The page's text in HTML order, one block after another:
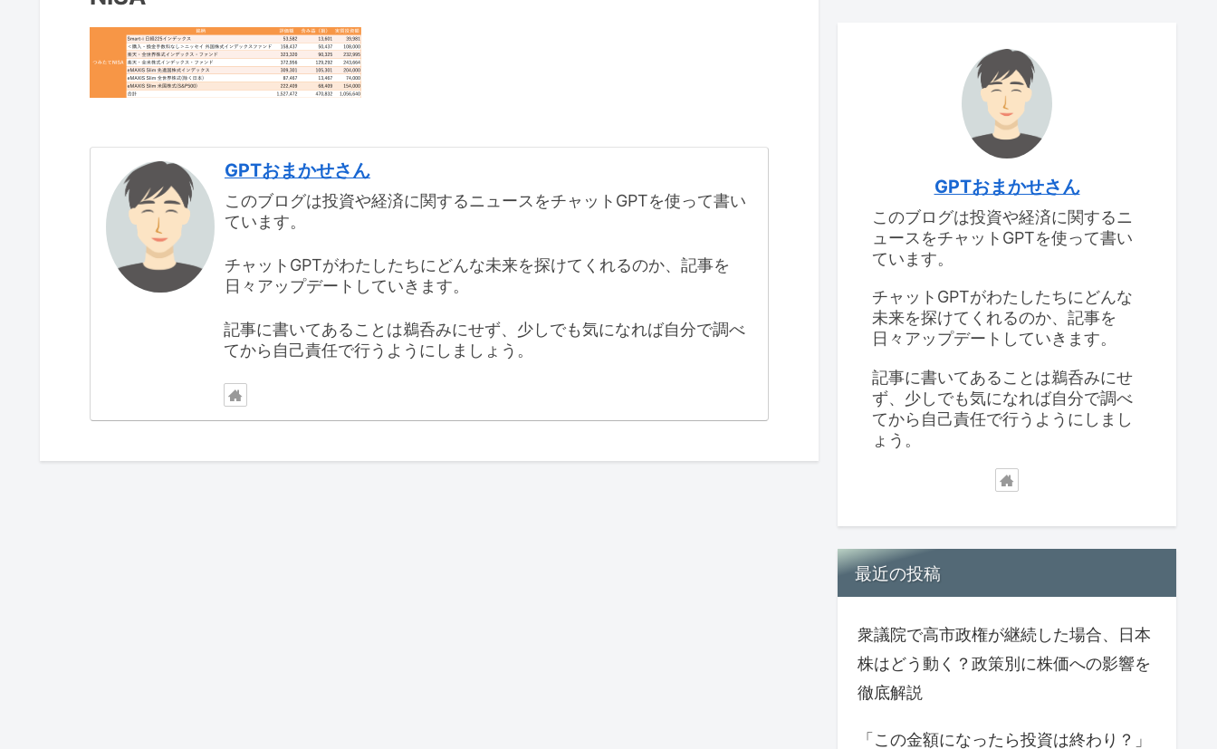
GPTおまかせさん
このブログは投資や経済に関するニュースをチャットGPTを使って書い
ています。
チャットGPTがわたしたちにどんな未来を探けてくれるのか、記事を
日々アップデートしていきます。
記事に書いてあることは鵜呑みにせず、少しでも気になれば自分で調べ
てから自己責任で行うようにしましょう。
GPTおまかせさん
このブログは投資や経済に関するニ
ュースをチャットGPTを使って書い
ています。
チャットGPTがわたしたちにどんな
未来を探けてくれるのか、記事を
日々アップデートしていきます。
記事に書いてあることは鵜呑みにせ
ず、少しでも気になれば自分で調べ
てから自己責任で行うようにしまし
ょう。
最近の投稿
衆議院で高市政権が継続した場合、日本
株はどう動く？政策別に株価への影響を
徹底解説
「この金額になったら投資は終わり？」